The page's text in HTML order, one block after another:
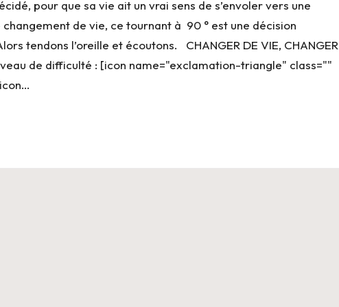
pour que sa vie ait un vrai sens de s’envoler vers une
de vie, ce tournant à 90 ° est une décision
tendons l’oreille et écoutons. CHANGER DE VIE, CHANGER
de difficulté : [icon name="exclamation-triangle" class=""